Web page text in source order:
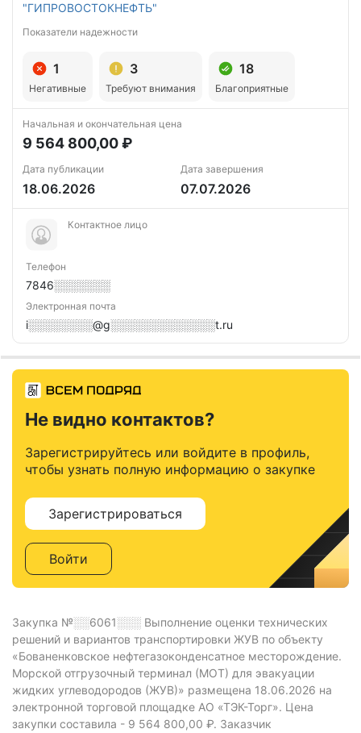
"ГИПРОВОСТОКНЕФТЬ"
Показатели надежности
1
Негативные
3
Требуют внимания
18
Благоприятные
Начальная и окончательная цена
9 564 800,00 ₽
Дата публикации
18.06.2026
Дата завершения
07.07.2026
Контактное лицо
Телефон
7846░░░░░░░
Электронная почта
i░░░░░░░░@g░░░░░░░░░░░░░t.ru
Не видно контактов?
Зарегистрируйтесь или войдите в профиль,
чтобы узнать полную информацию о закупке
Зарегистрироваться
Войти
Закупка №░░6061░░░ Выполнение оценки технических
решений и вариантов транспортировки ЖУВ по объекту
«Бованенковское нефтегазоконденсатное месторождение.
Морской отгрузочный терминал (МОТ) для эвакуации
жидких углеводородов (ЖУВ)» размещена 18.06.2026 на
электронной торговой площадке АО «ТЭК-Торг». Цена
закупки составила - 9 564 800,00 ₽. Заказчик